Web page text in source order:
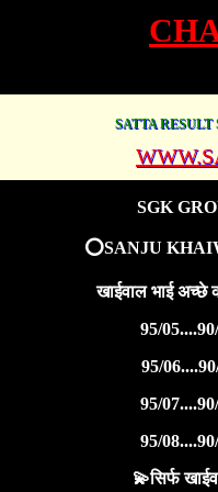
SATTA
SGK
⭕SANJU
खाईवाल भाई
95/
95/
95/
95/
💫सिर्फ